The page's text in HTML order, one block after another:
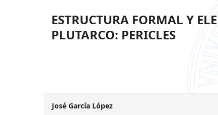
ESTRUCTURA FORMAL Y
PLUTARCO: PERICLES
José García López